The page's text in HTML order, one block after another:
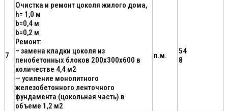
7
Очистка и ремонт цоколя жилого дома,
h= 1,0 м
b=0,4 м
b=0,2 м
Ремонт:
– замена кладки цоколя из
пенобетонных блоков 200х300х600 в
количестве 4,4 м2
— усиление монолитного
железобетонного ленточного
фундамента (цокольная часть) в
объеме 1,2 м2
п.м.
54
8